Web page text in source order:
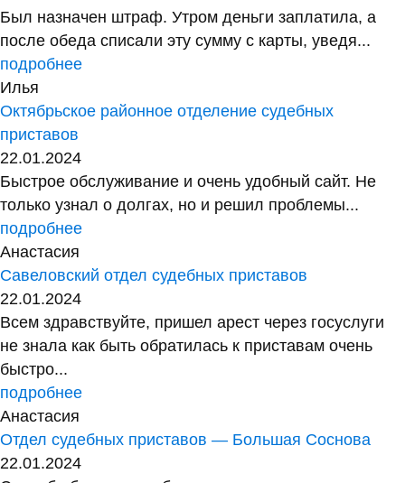
Был назначен штраф. Утром деньги заплатила, а
после обеда списали эту сумму с карты, уведя...
подробнее
Илья
Октябрьское районное отделение судебных
приставов
22.01.2024
Быстрое обслуживание и очень удобный сайт. Не
только узнал о долгах, но и решил проблемы...
подробнее
Анастасия
Савеловский отдел судебных приставов
22.01.2024
Всем здравствуйте, пришел арест через госуслуги
не знала как быть обратилась к приставам очень
быстро...
подробнее
Анастасия
Отдел судебных приставов — Большая Соснова
22.01.2024